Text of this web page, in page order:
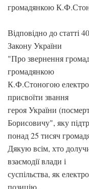
громадянкою
Відповідно до статті
Закону України
"Про звернення
громадянкою
К.Ф.Стоногою
присвоїти звання
героя України
Борисовичу", яку
понад 25 тисяч
Дякую всім, хто
взаємодії влади і
суспільства, як
позицію.